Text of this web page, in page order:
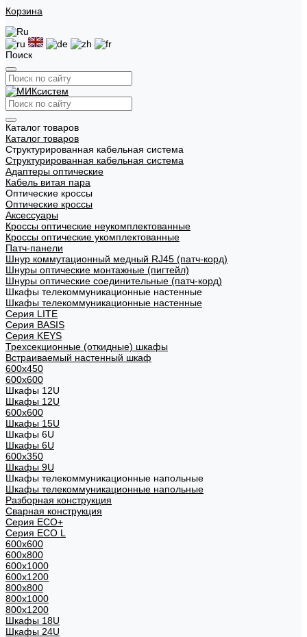
Корзина
Поиск
Каталог товаров
Каталог товаров
Структурированная кабельная система
Структурированная кабельная система
Адаптеры оптические
Кабель витая пара
Оптические кроссы
Оптические кроссы
Аксессуары
Кроссы оптические неукомплектованные
Кроссы оптические укомплектованные
Патч-панели
Шнур коммутационный медный RJ45 (патч-корд)
Шнуры оптические монтажные (пигтейл)
Шнуры оптические соединительные (патч-корд)
Шкафы телекоммуникационные настенные
Шкафы телекоммуникационные настенные
Cерия LITE
Cерия BASIS
Cерия KEYS
Трехсекционные (откидные) шкафы
Встраиваемый настенный шкаф
600x450
600x600
Шкафы 12U
Шкафы 12U
600x600
Шкафы 15U
Шкафы 6U
Шкафы 6U
600x350
Шкафы 9U
Шкафы телекоммуникационные напольные
Шкафы телекоммуникационные напольные
Разборная конструкция
Сварная конструкция
Серия ECO+
Серия ECO L
600x600
600x800
600х1000
600х1200
800x800
800х1000
800х1200
Шкафы 18U
Шкафы 24U